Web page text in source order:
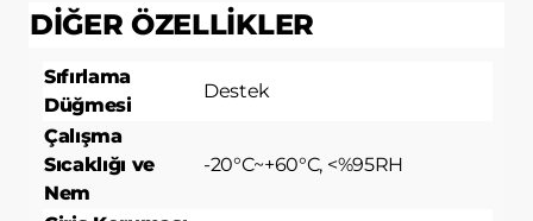
DİĞER ÖZELLİKLER
Sıfırlama
Düğmesi
Destek
Çalışma
Sıcaklığı ve
Nem
-20°C~+60°C, <%95RH